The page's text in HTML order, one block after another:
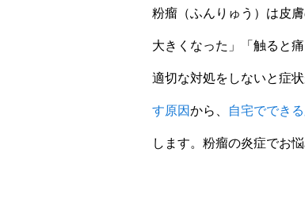
粉瘤（ふんりゅう）は皮
大きくなった」「触ると
適切な対処をしないと症
す原因から、 自宅ででき
します。粉瘤の炎症でお